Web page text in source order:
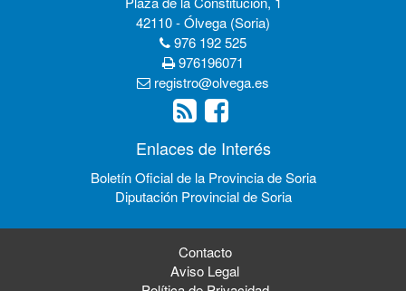
42110 - Ólvega (Soria)
976 192 525
976196071
registro@olvega.es
Enlaces de Interés
Boletín Oficial de la Provincia de Soria
Diputación Provincial de Soria
Contacto
Aviso Legal